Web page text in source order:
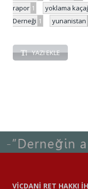
rapor 1 yoklama
Derneği 1 yunanistan
YAZI EKLE
VİCDANİ RET HAKKI